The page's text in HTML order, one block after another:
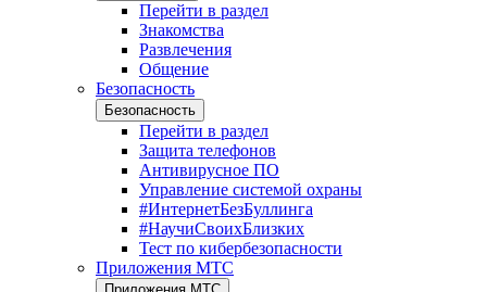
Перейти в раздел
Знакомства
Развлечения
Общение
Безопасность
Безопасность
Перейти в раздел
Защита телефонов
Антивирусное ПО
Управление системой охраны
#ИнтернетБезБуллинга
#НаучиСвоихБлизких
Тест по кибербезопасности
Приложения МТС